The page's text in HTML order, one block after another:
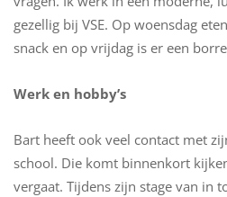
gezellig bij VSE. Op woensdag
snack en op vrijdag is er een
Werk en hobby’s
Bart heeft ook veel contact met
school. Die komt binnenkort
vergaat. Tijdens zijn stage van in